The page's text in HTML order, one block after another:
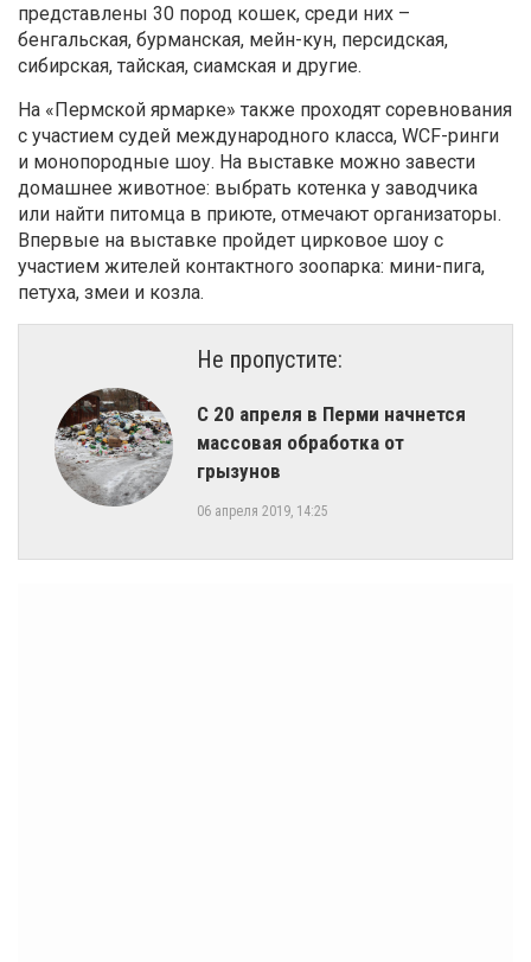
представлены 30 пород кошек, среди них –
бенгальская, бурманская, мейн-кун, персидская,
сибирская, тайская, сиамская и другие.
На «Пермской ярмарке» также проходят соревнования
с участием судей международного класса, WCF-ринги
и монопородные шоу. На выставке можно завести
домашнее животное: выбрать котенка у заводчика
или найти питомца в приюте, отмечают организаторы.
Впервые на выставке пройдет цирковое шоу с
участием жителей контактного зоопарка: мини-пига,
петуха, змеи и козла.
Не пропустите:
​С 20 апреля в Перми начнется
массовая обработка от
грызунов
06 апреля 2019, 14:25